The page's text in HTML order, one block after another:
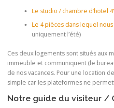
Le studio / chambre d’hotel
Le 4 pièces dans lequel
uniquement l’été)
Ces deux logements sont situés aux
immeuble et communiquent (le
de nos vacances. Pour une location
simple car les plateformes ne
Notre guide du visiteur /